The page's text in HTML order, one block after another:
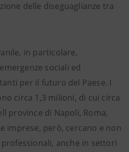
delle diseguaglianze tra
in particolare,
sociali ed
per il futuro del Paese. I
circa 1,3 milioni, di cui circa
province di Napoli, Roma,
imprese, però, cercano e non
anche in settori